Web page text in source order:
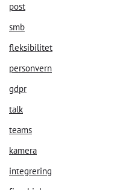
post
smb
fleksibilitet
personvern
gdpr
talk
teams
kamera
integrering